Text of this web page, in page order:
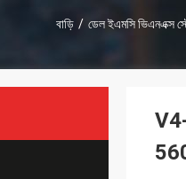
বাড়ি / ডেল ইএমসি ভিএনএক্স